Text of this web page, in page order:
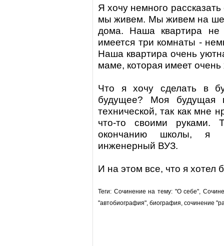
Я хочу немного
мы живем. Мы живем на
дома. Наша квартира не
имеется три комнаты -
Наша квартира очень
маме, которая имеет
Что я хочу сделать в
будущее? Моя будущая
технической, так как мне
что-то своими
окончанию школы, я
инженерный ВУЗ.
И на этом все, что я хотел
Теги: Сочинение на тему: "О себе",
"автобиография", биография, сочинение